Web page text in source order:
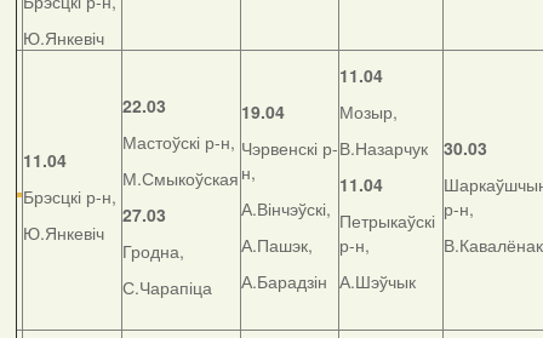
Ю.Янкевіч
11.04
Брэсцкі р-н,
Ю.Янкевіч
22.03
Мастоўскі р-н,
М.Смыкоўская
27.03
Гродна,
С.Чарапіца
19.04
Чэрвенскі р-
н,
А.Вінчэўскі,
А.Пашэк,
А.Барадзін
11.04
Мозыр,
В.Назарчук
11.04
Петрыкаўскі
р-н,
А.Шэўчык
30.03
р-н,
В.Кавалёнак